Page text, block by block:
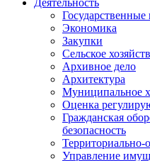
Экономика
Закупки
Сельское
Архивное дело
Архитектура
Муниципальное
Оценка
Гражданская
безопасность
Территориально-
Управление